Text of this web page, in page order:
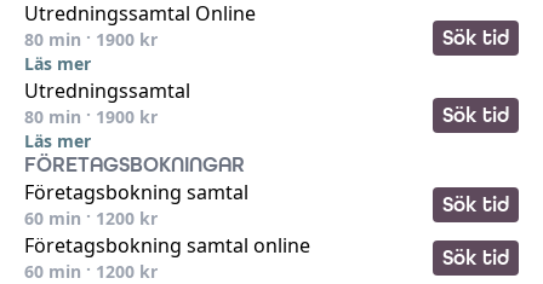
Utredningssamtal Online
80 min · 1900 kr
Läs mer
Sök tid
Utredningssamtal
80 min · 1900 kr
Läs mer
Sök tid
FÖRETAGSBOKNINGAR
Företagsbokning samtal
60 min · 1200 kr
Sök tid
Företagsbokning samtal online
60 min · 1200 kr
Sök tid